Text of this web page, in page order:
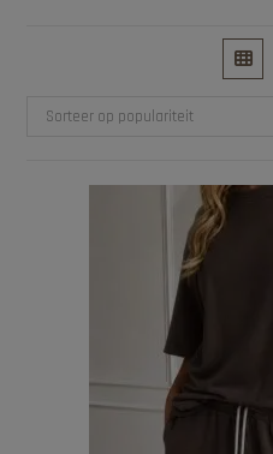
Sorteer op populariteit